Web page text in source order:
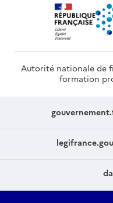
Autorité nationale de
formation